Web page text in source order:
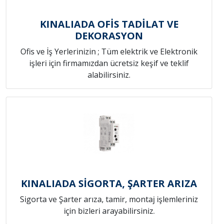
KINALIADA OFİS TADİLAT VE
DEKORASYON
Ofis ve İş Yerlerinizin ; Tüm elektrik ve Elektronik
işleri için firmamızdan ücretsiz keşif ve teklif
alabilirsiniz.
KINALIADA SİGORTA, ŞARTER ARIZA
Sigorta ve Şarter arıza, tamir, montaj işlemleriniz
için bizleri arayabilirsiniz.